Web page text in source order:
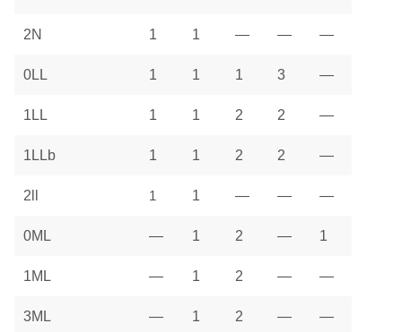
2N 1 1 — — —
0LL 1 1 1 3 —
1LL 1 1 2 2 —
1LLb 1 1 2 2 —
2ll 1 1 — — —
0ML — 1 2 — 1
1ML — 1 2 — —
3ML — 1 2 — —